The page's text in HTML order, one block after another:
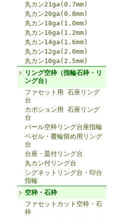
丸カン21ga(0.7mm)
丸カン20ga(0.8mm)
丸カン18ga(1.0mm)
丸カン16ga(1.2mm)
丸カン14ga(1.6mm)
丸カン12ga(2.0mm)
丸カン10ga(2.5mm)
リング空枠（指輪石枠・リ
ング台）
ファセット用 石座リング
台
カボション用 石座リング
台
パール空枠リング台座指輪
ベゼル・覆輪留め用リング
台
台座・皿付リング台
丸カン付リング台
シグネットリング台・印台
指輪
空枠・石枠
ファセットカット空枠・石
枠